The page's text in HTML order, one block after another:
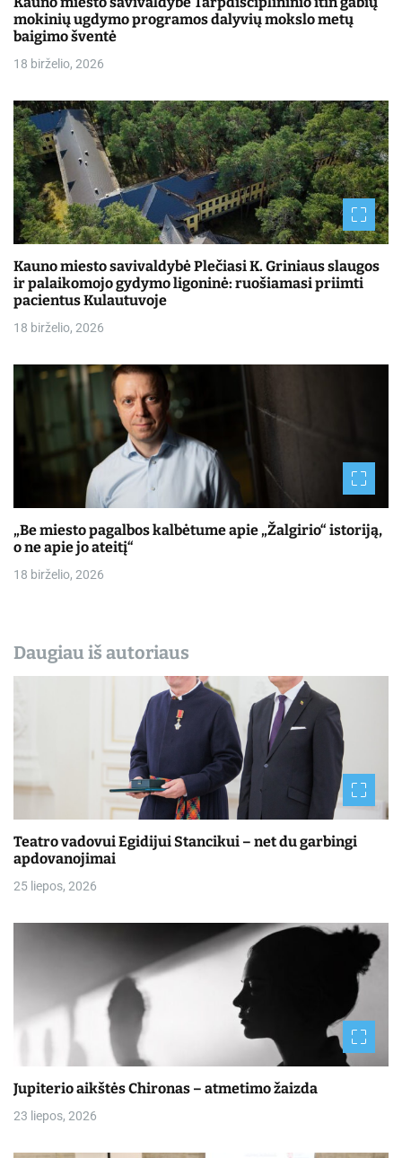
mokinių ugdymo programos dalyvių mokslo metų
baigimo šventė
18 birželio, 2026
Kauno miesto savivaldybė Plečiasi K. Griniaus slaugos
ir palaikomojo gydymo ligoninė: ruošiamasi priimti
pacientus Kulautuvoje
18 birželio, 2026
„Be miesto pagalbos kalbėtume apie „Žalgirio“ istoriją,
o ne apie jo ateitį“
18 birželio, 2026
Daugiau iš autoriaus
Teatro vadovui Egidijui Stancikui – net du garbingi
apdovanojimai
25 liepos, 2026
Jupiterio aikštės Chironas – atmetimo žaizda
23 liepos, 2026